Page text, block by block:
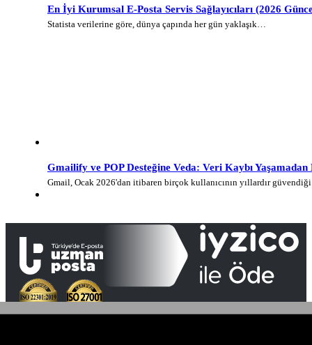
En İyi Kurumsal E-Posta Servis Sağlayıcıları (2026
Statista verilerine göre, dünya çapında her gün yaklaşık…
Gmailify ve POP Desteğine Veda: Veri Kaybı
Gmail, Ocak 2026'dan itibaren birçok kullanıcının yıllardır